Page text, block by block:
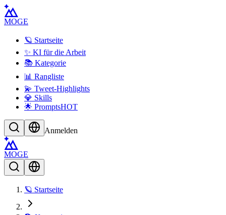
MOGE
🪐 Startseite
✨ KI für die Arbeit
📚 Kategorie
📊 Rangliste
💫 Tweet-Highlights
💎 Skills
🌟 PromptsHOT
Anmelden
MOGE
🪐 Startseite